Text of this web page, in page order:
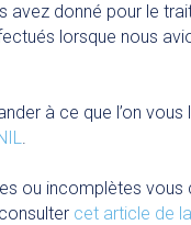
avez donné pour le
lorsque nous
à ce que l’on vous
.
ou incomplètes vous
cet article de